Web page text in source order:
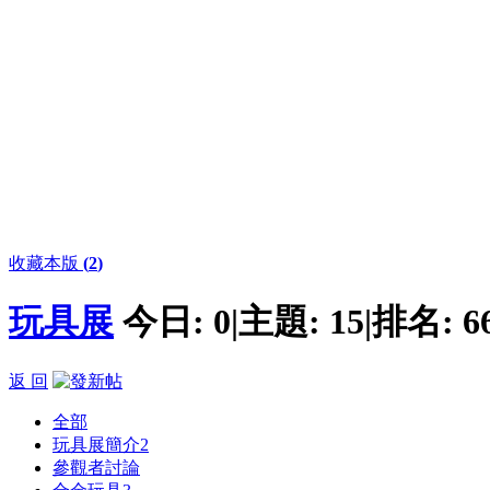
收藏本版 (2)
玩具展 今日: 0|主題: 15|排名:
返 回
全部
玩具展簡介2
參觀者討論